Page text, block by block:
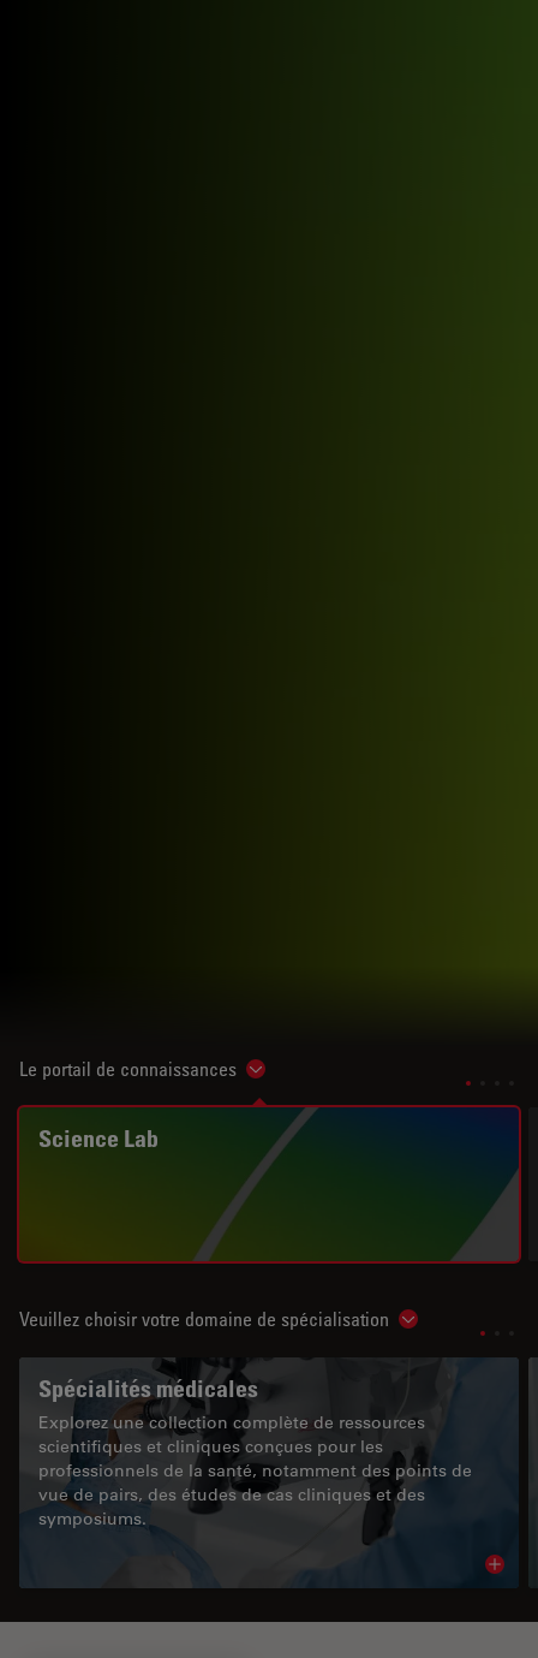
Le portail de connaissances Show subnavigation
Science Lab
Veuillez choisir votre domaine de spécialisation Show
Spécialités médicales
Explorez une collection complète de ressources
scientifiques et cliniques conçues pour les
professionnels de la santé, notamment des points de
vue de pairs, des études de cas cliniques et des
symposiums.